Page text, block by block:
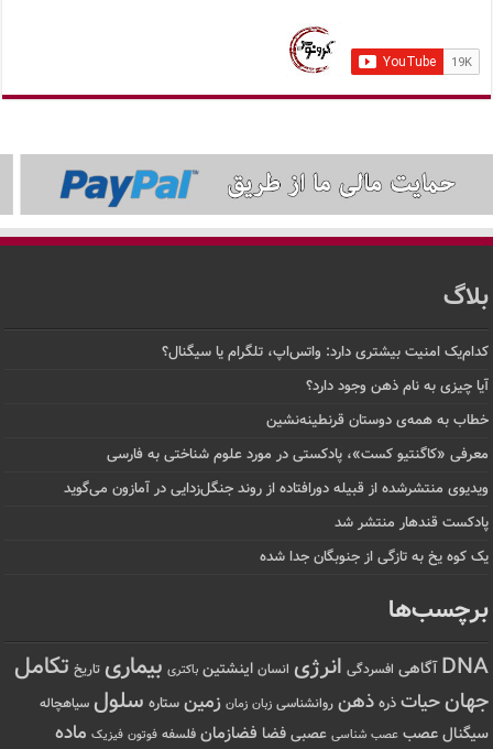
بلاگ
کدام‌یک امنیت بیشتری دارد: واتس‌اپ، تلگرام یا سیگنال؟
آیا چیزی به نام ذهن وجود دارد؟
خطاب به همه‌ی دوستان قرنطینه‌نشین
معرفی «کاگنتیو کست»، پادکستی در مورد علوم شناختی به فارسی
ویدیوی منتشرشده از قبیله دورافتاده‌ از روند جنگل‌زدایی در آمازون می‌گوید
پادکست قندهار منتشر شد
یک کوه یخ به تازگی از جنوبگان جدا شده
برچسب‌ها
DNA آگاهی افسردگی انرژی انسان اینشتین باکتری بیماری تاریخ تکامل
جهانحیات ذره ذهن روانشناسی زبان زمان زمین ستاره سلول سیاهچاله
سیگنال عصب عصب شناسی عصبی فضا فضازمان فلسفه فوتون فیزیک ماده